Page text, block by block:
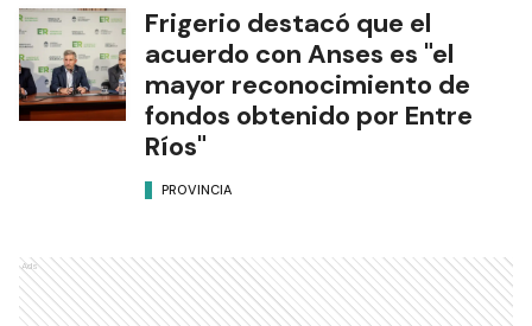
Frigerio destacó que el
acuerdo con Anses es "el
mayor reconocimiento de
fondos obtenido por Entre
Ríos"
PROVINCIA
Ads